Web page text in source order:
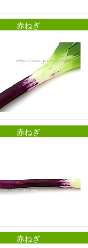
赤ねぎ
赤ねぎ
赤ねぎ